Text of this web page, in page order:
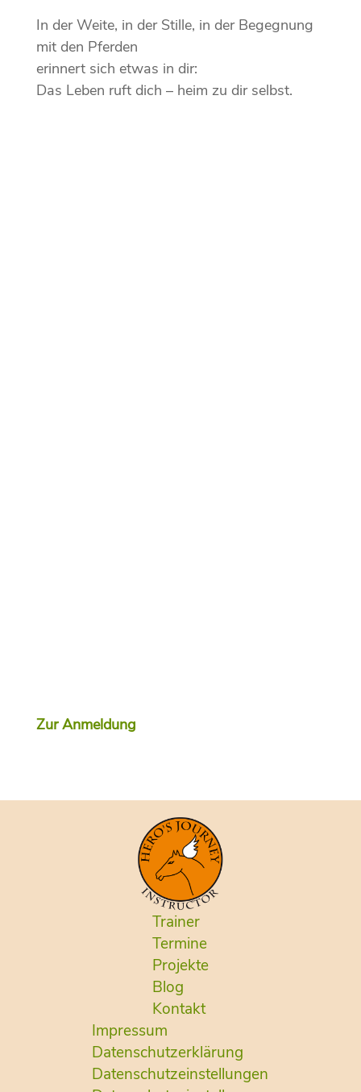
In der Weite, in der Stille, in der Begegnung
mit den Pferden
erinnert sich etwas in dir:
Das Leben ruft dich – heim zu dir selbst.
Zur Anmeldung
Trainer
Termine
Projekte
Blog
Kontakt
Impressum
Datenschutzerklärung
Datenschutzeinstellungen